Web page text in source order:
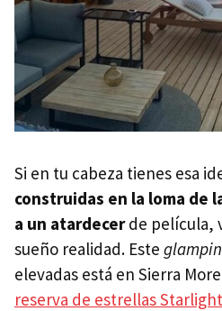
Si en tu cabeza tienes esa
construidas en la loma de
a un atardecerde película,
sueño realidad. Este
elevadas está en Sierra
reserva de estrellas Starlight